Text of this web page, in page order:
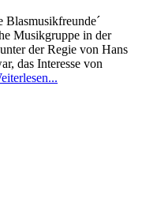
Blasmusikfreunde´
Musikgruppe in der
der Regie von Hans
das Interesse von